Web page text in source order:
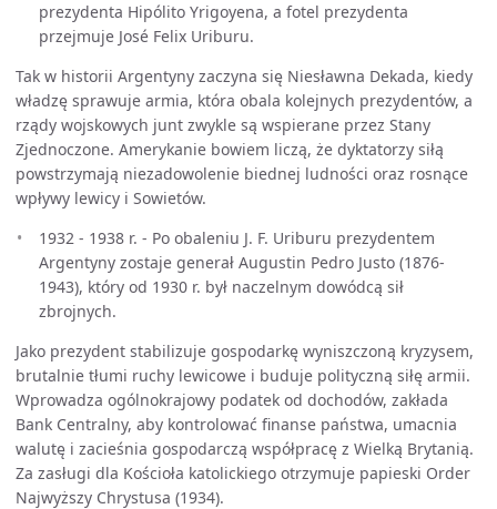
prezydenta Hipólito Yrigoyena, a fotel prezydenta
przejmuje José Felix Uriburu.
Tak w historii Argentyny zaczyna się Niesławna Dekada, kiedy
władzę sprawuje armia, która obala kolejnych prezydentów, a
rządy wojskowych junt zwykle są wspierane przez Stany
Zjednoczone. Amerykanie bowiem liczą, że dyktatorzy siłą
powstrzymają niezadowolenie biednej ludności oraz rosnące
wpływy lewicy i Sowietów.
1932 - 1938 r. - Po obaleniu J. F. Uriburu prezydentem
Argentyny zostaje generał Augustin Pedro Justo (1876-
1943), który od 1930 r. był naczelnym dowódcą sił
zbrojnych.
Jako prezydent stabilizuje gospodarkę wyniszczoną kryzysem,
brutalnie tłumi ruchy lewicowe i buduje polityczną siłę armii.
Wprowadza ogólnokrajowy podatek od dochodów, zakłada
Bank Centralny, aby kontrolować finanse państwa, umacnia
walutę i zacieśnia gospodarczą współpracę z Wielką Brytanią.
Za zasługi dla Kościoła katolickiego otrzymuje papieski Order
Najwyższy Chrystusa (1934).